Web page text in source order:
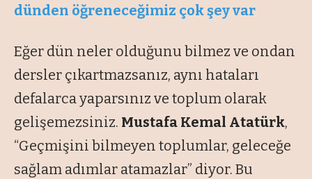
dünden öğreneceğimiz çok şey var
Eğer dün neler olduğunu bilmez ve ondan
dersler çıkartmazsanız, aynı hataları
defalarca yaparsınız ve toplum olarak
gelişemezsiniz. Mustafa Kemal Atatürk,
“Geçmişini bilmeyen toplumlar, geleceğe
sağlam adımlar atamazlar” diyor. Bu